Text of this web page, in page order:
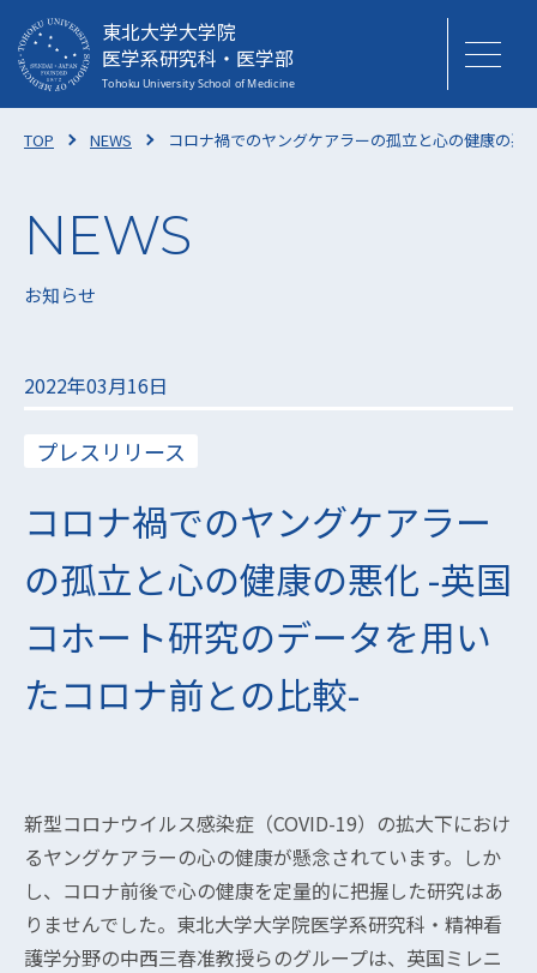
東北大学大学院
医学系研究科・医学部
TOP NEWS コロナ禍でのヤングケアラーの孤立と心の健康の
お知らせ
2022年03月16日
プレスリリース
コロナ禍でのヤングケアラー
の孤立と心の健康の悪化 -英国
コホート研究のデータを用い
たコロナ前との比較-
新型コロナウイルス感染症（COVID-19）の拡大下におけ
るヤングケアラーの心の健康が懸念されています。しか
し、コロナ前後で心の健康を定量的に把握した研究はあ
りませんでした。東北大学大学院医学系研究科・精神看
護学分野の中西三春准教授らのグループは、英国ミレニ